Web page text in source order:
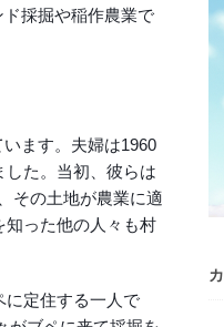
採掘や稲作農業で
ます。夫婦は1960
た。当初、彼らは
その土地が農業に適
知った他の人々も村
に定住する一人で